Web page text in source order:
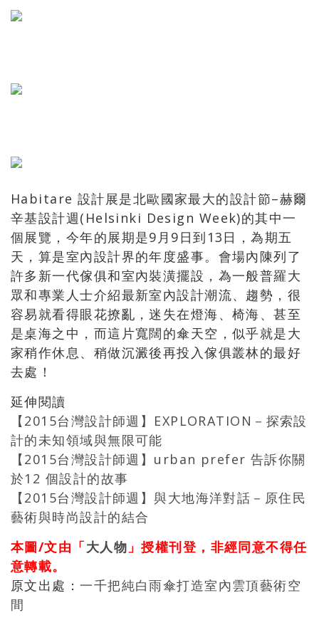
Habitare 設計展是北歐國家最大的設計節–赫爾
辛基設計週(Helsinki Design Week)的其中一
個展覽，今年的展期是9月9日到13日，為期五
天，算是室內設計界的年度盛事。會場內陳列了
許多新一代傢俱和室內裝潢擺設，為一般普羅大
眾和專業人士介紹最新室內設計潮流、趨勢，很
容易就看得眼花撩亂，迷失在燈海、椅海、甚至
是桌海之中，而這片寬闊的傘天空，似乎就是大
家稍作休息、稍做沉澱後再投入傢俱叢林的最好
去處！
延伸閱讀
【2015台灣設計師週】EXPLORATION－探索設
計的未知領域與無限可能
【2015台灣設計師週】urban prefer 告訴你關
於12 個設計的故事
【2015台灣設計師週】與大地海洋對話－原住民
藝術與時尚設計的結合
本圖/文由「大人物 」授權刊登，非經同意不得任
意轉載。
原文出處：一千把純白雨傘打造室內雲頂藝術空
間